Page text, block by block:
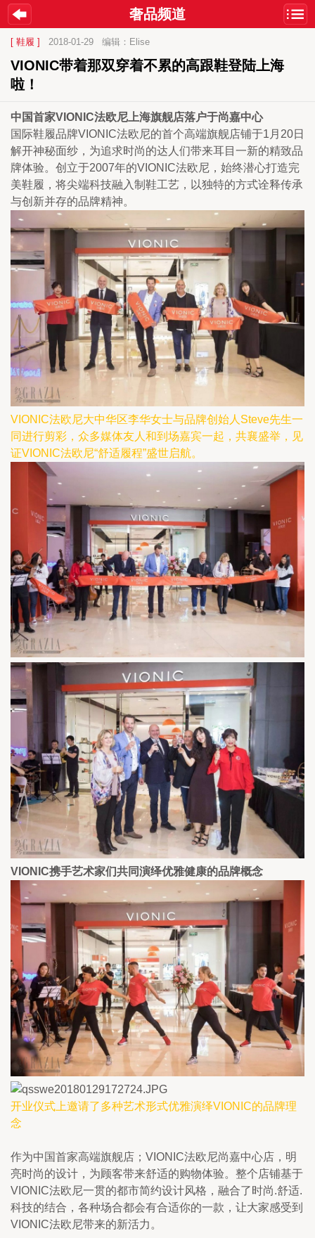
奢品频道
[ 鞋履 ] 2018-01-29 编辑：Elise
VIONIC带着那双穿着不累的高跟鞋登陆上海
啦！
中国首家VIONIC法欧尼上海旗舰店落户于尚嘉中心
国际鞋履品牌VIONIC法欧尼的首个高端旗舰店铺于1月20日
解开神秘面纱，为追求时尚的达人们带来耳目一新的精致品
牌体验。创立于2007年的VIONIC法欧尼，始终潜心打造完
美鞋履，将尖端科技融入制鞋工艺，以独特的方式诠释传承
与创新并存的品牌精神。
VIONIC法欧尼大中华区李华女士与品牌创始人Steve先生一
同进行剪彩，众多媒体友人和到场嘉宾一起，共襄盛举，见
证VIONIC法欧尼“舒适履程”盛世启航。
VIONIC携手艺术家们共同演绎优雅健康的品牌概念
开业仪式上邀请了多种艺术形式优雅演绎VIONIC的品牌理
念
作为中国首家高端旗舰店；VIONIC法欧尼尚嘉中心店，明
亮时尚的设计，为顾客带来舒适的购物体验。整个店铺基于
VIONIC法欧尼一贯的都市简约设计风格，融合了时尚.舒适.
科技的结合，各种场合都会有合适你的一款，让大家感受到
VIONIC法欧尼带来的新活力。